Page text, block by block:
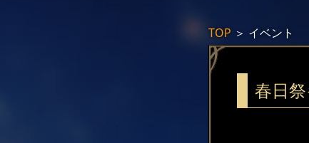
TOP ＞ イベント
春日